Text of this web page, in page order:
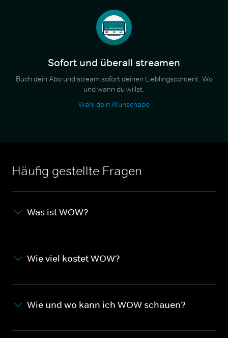
Sofort und überall streamen
Buch dein Abo und stream sofort deinen Lieblingscontent. Wo
und wann du willst.
Wähl dein Wunschabo
Häufig gestellte Fragen
Was ist WOW?
Wie viel kostet WOW?
Wie und wo kann ich WOW schauen?